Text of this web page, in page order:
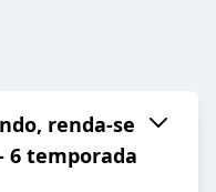
renda-se
6 temporada